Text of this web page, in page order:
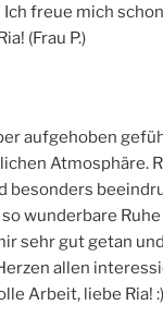
freue mich
(Frau P.)
aufgehoben
Atmosphäre.
besonders
wunderbare
sehr gut getan
allen
Arbeit, liebe Ria! :)